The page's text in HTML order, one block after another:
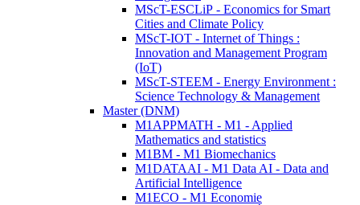
MScT-ESCLiP - Economics for Smart
Cities and Climate Policy
MScT-IOT - Internet of Things :
Innovation and Management Program
(IoT)
MScT-STEEM - Energy Environment :
Science Technology & Management
Master (DNM)
M1APPMATH - M1 - Applied
Mathematics and statistics
M1BM - M1 Biomechanics
M1DATAAI - M1 Data AI - Data and
Artificial Intelligence
M1ECO - M1 Economie